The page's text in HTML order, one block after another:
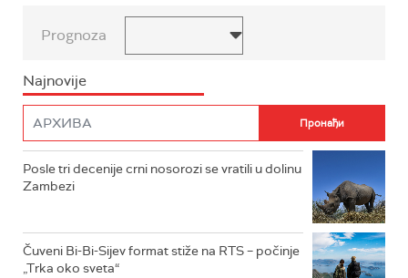
Prognoza
Najnovije
Posle tri decenije crni nosorozi se vratili u dolinu
Zambezi
Čuveni Bi-Bi-Sijev format stiže na RTS – počinje
„Trka oko sveta“